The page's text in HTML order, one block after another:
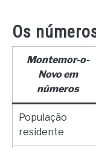
Os
Montemor-o-
Novo em
números
População
residente